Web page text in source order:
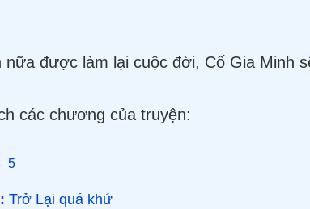
nữa được làm lại cuộc đời, Cố Gia Minh
các chương của truyện:
5
Trở Lại quá khứ